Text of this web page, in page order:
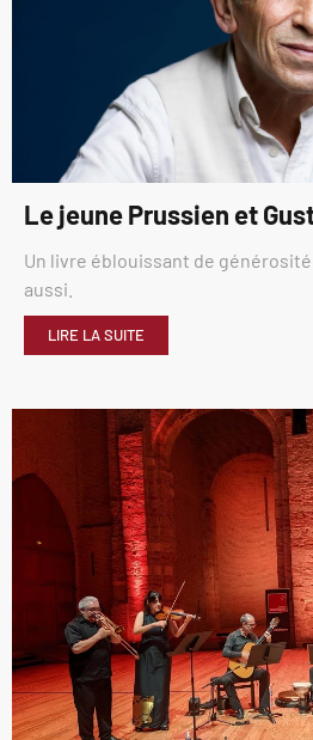
Le jeune Prussien et
Un livre éblouissant de
aussi.
LIRE LA SUITE